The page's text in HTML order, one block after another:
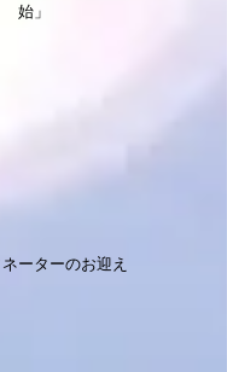
始」
ーターのお迎え